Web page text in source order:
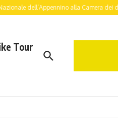
dell’Appennino alla Camera dei
Tour